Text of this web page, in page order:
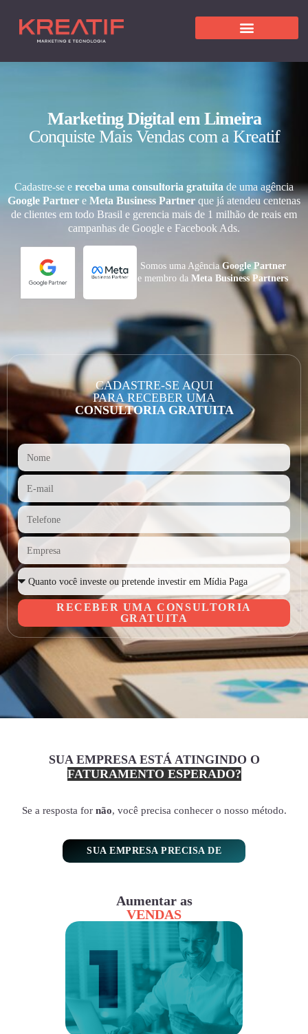
Marketing Digital em Limeira
Conquiste Mais Vendas com a Kreatif
Cadastre-se e receba uma consultoria gratuita de uma agência
Google Partner e Meta Business Partner que já atendeu centenas
de clientes em todo Brasil e gerencia mais de 1 milhão de reais em
campanhas de Google e Facebook Ads.
Somos uma AgênciaGoogle Partner
e membro daMeta Business Partners
CADASTRE-SE AQUI
PARA RECEBER UMA
CONSULTORIA GRATUITA
RECEBER UMA CONSULTORIA
GRATUITA
SUA EMPRESA ESTÁ ATINGINDO O
FATURAMENTO ESPERADO?
Se a resposta for não, você precisa conhecer o nosso método.
SUA EMPRESA PRECISA DE
Aumentar as
VENDAS